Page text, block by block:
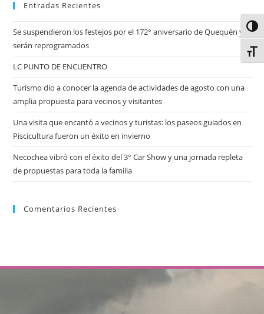
Entradas Recientes
Se suspendieron los festejos por el 172° aniversario de Quequén y
serán reprogramados
LC PUNTO DE ENCUENTRO
Turismo dio a conocer la agenda de actividades de agosto con una
amplia propuesta para vecinos y visitantes
Una visita que encantó a vecinos y turistas: los paseos guiados en
Piscicultura fueron un éxito en invierno
Necochea vibró con el éxito del 3° Car Show y una jornada repleta
de propuestas para toda la familia
Comentarios Recientes